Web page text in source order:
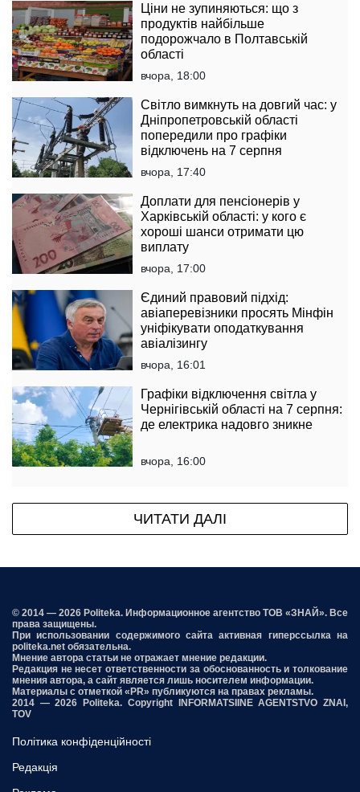
Ціни не зупиняються: що з
продуктів найбільше
подорожчало в Полтавській
області
вчора, 18:00
Світло вимкнуть на довгий час: у
Дніпропетровській області
попередили про графіки
відключень на 7 серпня
вчора, 17:40
Доплати для пенсіонерів у
Харківській області: у кого є
хороші шанси отримати цю
виплату
вчора, 17:00
Єдиний правовий підхід:
авіаперевізники просять Мінфін
уніфікувати оподаткування
авіалізингу
вчора, 16:01
Графіки відключення світла у
Чернігівській області на 7 серпня:
де електрика надовго зникне
вчора, 16:00
ЧИТАТИ ДАЛІ
© 2014 — 2026 Politeka. Информационное агентство ТОВ «ЗНАЙ». Все
права защищены.
При использовании содержимого сайта активная гиперссылка на
politeka.net обязательна.
Мнение автора статьи не отражает мнение редакции.
Редакция не несет ответственности за обоснованность и толкование
мнения автора, а сайт является лишь носителем информации.
Материалы с отметкой «PR» публикуются на правах рекламы.
2014 — 2026 Politeka. Copyright INFORMATSIINE AGENTSTVO ZNAI,
TOV
Політика конфіденційності
Редакція